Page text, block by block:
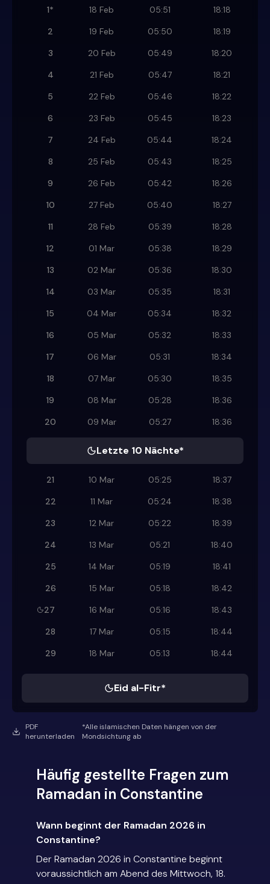
1* 18 Feb 05:51
18:18
2
19 Feb 05:50
18:19
3
20 Feb 05:49
18:20
4
21 Feb 05:47
18:21
5
22 Feb 05:46
18:22
6
23 Feb 05:45
18:23
7
24 Feb 05:44
18:24
8
25 Feb 05:43
18:25
9
26 Feb 05:42
18:26
10
27 Feb 05:40
18:27
11
28 Feb 05:39
18:28
12
01 Mar 05:38
18:29
13
02 Mar 05:36
18:30
14
03 Mar 05:35
18:31
15
04 Mar 05:34
18:32
16
05 Mar 05:32
18:33
17
06 Mar 05:31
18:34
18
07 Mar 05:30
18:35
19
08 Mar 05:28
18:36
20
09 Mar 05:27 18:36
Letzte 10 Nächte*
21 10 Mar 05:25
18:37
22
11 Mar 05:24
18:38
23
12 Mar 05:22
18:39
24
13 Mar 05:21
18:40
25
14 Mar 05:19
18:41
26
15 Mar 05:18
18:42
27
16 Mar 05:16
18:43
28
17 Mar 05:15
18:44
29
18 Mar 05:13 18:44
Eid al-Fitr*
PDF
herunterladen
*Alle islamischen Daten hängen von der
Mondsichtung ab
Häufig gestellte Fragen zum
Ramadan in Constantine
Wann beginnt der Ramadan 2026 in
Constantine?
Der Ramadan 2026 in Constantine beginnt
voraussichtlich am Abend des Mittwoch, 18.